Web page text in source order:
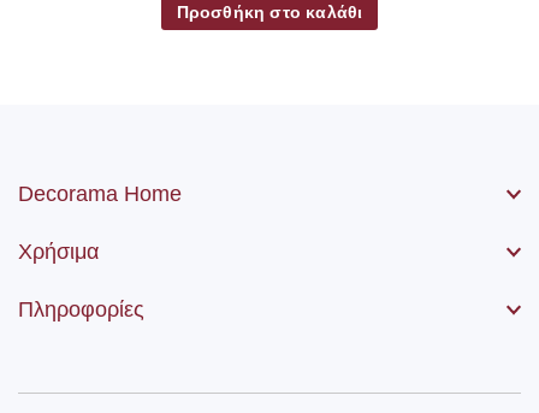
Προσθήκη στο καλάθι
Decorama Home
Χρήσιμα
Πληροφορίες